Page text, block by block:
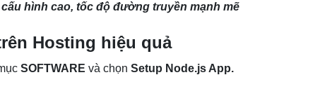
hình cao, tốc độ đường truyền mạnh mẽ
Hosting hiệu quả
SOFTWARE và chọn Setup Node.js App.